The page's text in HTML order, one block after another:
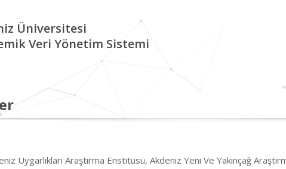
Üniversitesi
Veri Yönetim Sistemi
Uygarlıkları Araştırma Enstitüsü, Akdeniz Yeni Ve Yakınçağ